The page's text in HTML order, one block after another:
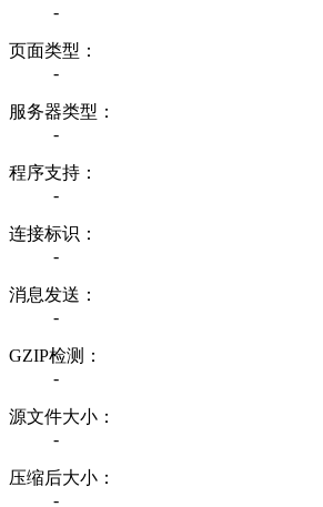
-
页面类型：
-
服务器类型：
-
程序支持：
-
连接标识：
-
消息发送：
-
GZIP检测：
-
源文件大小：
-
压缩后大小：
-